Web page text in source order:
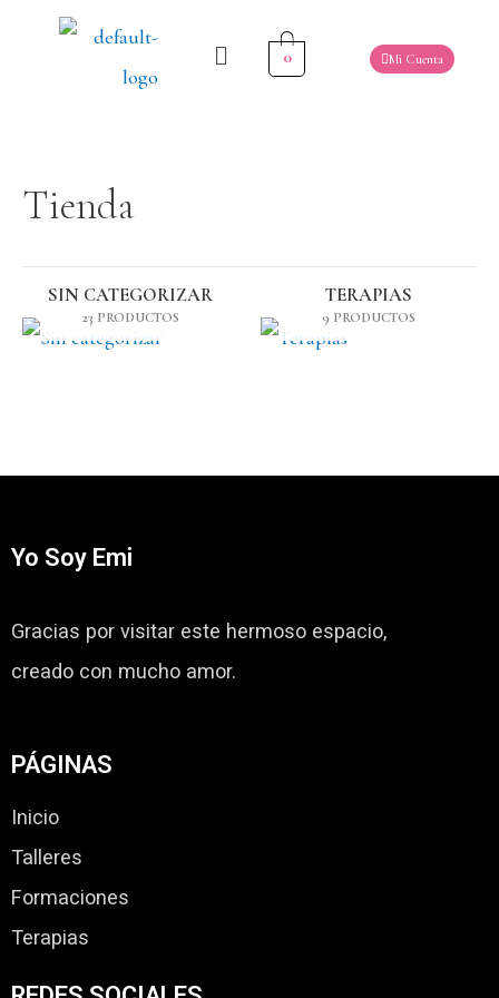
0 Mi Cuenta
Tienda
SIN CATEGORIZAR
23 PRODUCTOS
TERAPIAS
9 PRODUCTOS
Yo Soy Emi
Gracias por visitar este hermoso espacio,
creado con mucho amor.
PÁGINAS
Inicio
Talleres
Formaciones
Terapias